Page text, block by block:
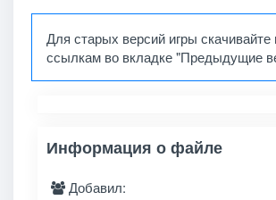
Для старых версий игры
ссылкам во вкладке "Предыдущие
Информация о файле
Добавил: